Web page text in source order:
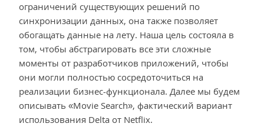
ограничений существующих решений по
синхронизации данных, она также позволяет
обогащать данные на лету. Наша цель состояла в
том, чтобы абстрагировать все эти сложные
моменты от разработчиков приложений, чтобы
они могли полностью сосредоточиться на
реализации бизнес-функционала. Далее мы будем
описывать «Movie Search», фактический вариант
использования Delta от Netflix.